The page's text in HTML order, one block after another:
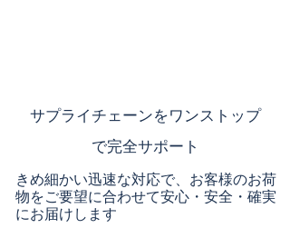
​サプライチェーンをワンストップ
で完全サポート
きめ細かい迅速な対応で、お客様のお荷
物をご要望に合わせて安心・安全・確実
にお届けします